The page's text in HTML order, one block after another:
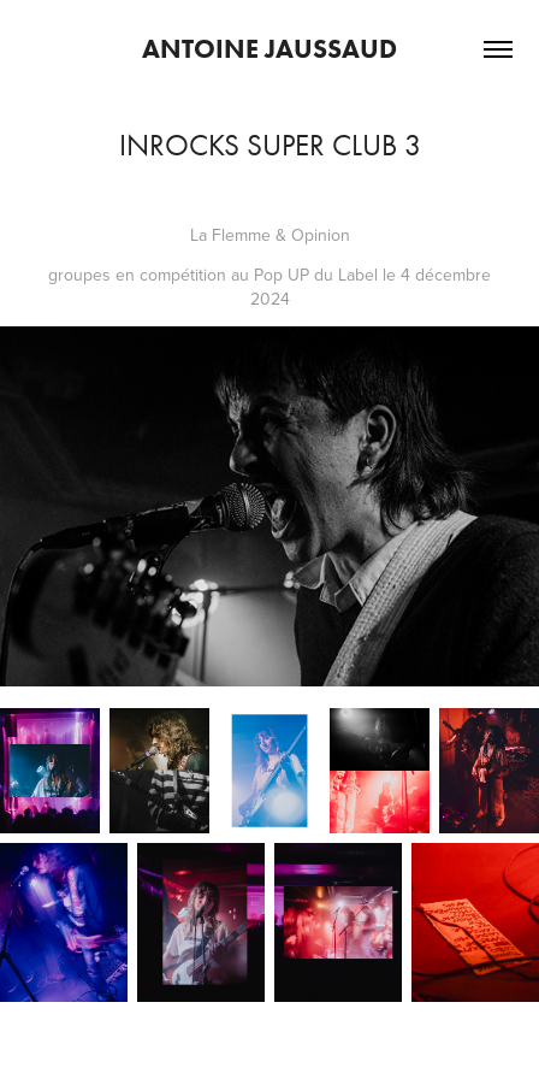
ANTOINE JAUSSAUD
INROCKS SUPER CLUB 3
La Flemme & Opinion
groupes en compétition au Pop UP du Label le 4 décembre
2024